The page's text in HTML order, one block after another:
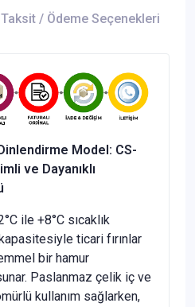
Taksit / Ödeme Seçenekleri
Model: CS-
ve Dayanıklı
ile +8°C sıcaklık
ticari fırınlar
bir hamur
Paslanmaz çelik iç ve
kullanım sağlarken,